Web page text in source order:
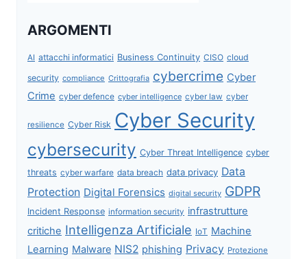
ARGOMENTI
AI attacchi informatici Business Continuity CISO cloud
security compliance Crittografia cybercrime Cyber
Crime cyber defence cyber intelligence cyber law cyber
resilience Cyber Risk Cyber Security
cybersecurity Cyber Threat Intelligence cyber
threats cyber warfare data breach data privacy Data
Protection Digital Forensics digital security GDPR
Incident Response information security infrastrutture
critiche Intelligenza Artificiale IoT Machine
Learning Malware NIS2 phishing Privacy Protezione